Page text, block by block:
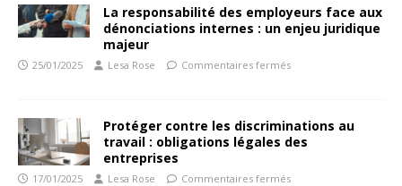
La responsabilité des employeurs face aux
dénonciations internes : un enjeu juridique
majeur
25/01/2025 Lesa Rose Commentaires fermés
Protéger contre les discriminations au
travail : obligations légales des
entreprises
17/01/2025 Lesa Rose Commentaires fermés